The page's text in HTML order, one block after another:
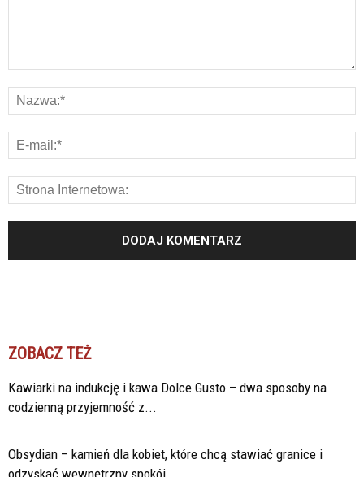
ZOBACZ TEŻ
Kawiarki na indukcję i kawa Dolce Gusto – dwa sposoby na
codzienną przyjemność z...
Obsydian – kamień dla kobiet, które chcą stawiać granice i
odzyskać wewnętrzny spokój